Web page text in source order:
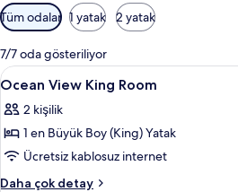
Odalar
için
mevcut
filtreler
Tüm odalar 1 yatak 2 yatak
7/7 oda gösteriliyor
Ocean
View
King
Room
için
tüm
4
Ocean View King Room
2 kişilik
1 en Büyük Boy (King) Yatak
Ücretsiz kablosuz internet
Daha çok detay
Ocean